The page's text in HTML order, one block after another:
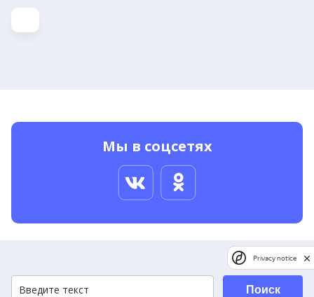
Мы в соцсетях
Поиск
Privacy notice